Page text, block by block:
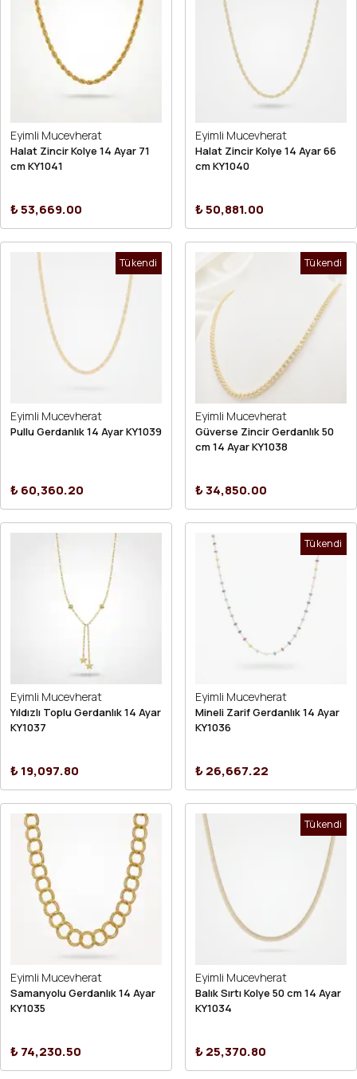
Eyimli Mucevherat
Halat Zincir Kolye 14 Ayar 71
cm KY1041
₺ 53,669.00
Eyimli Mucevherat
Halat Zincir Kolye 14 Ayar 66
cm KY1040
₺ 50,881.00
Tükendi
Eyimli Mucevherat
Pullu Gerdanlık 14 Ayar KY1039
₺ 60,360.20
Tükendi
Eyimli Mucevherat
Güverse Zincir Gerdanlık 50
cm 14 Ayar KY1038
₺ 34,850.00
Eyimli Mucevherat
Yıldızlı Toplu Gerdanlık 14 Ayar
KY1037
₺ 19,097.80
Tükendi
Eyimli Mucevherat
Mineli Zarif Gerdanlık 14 Ayar
KY1036
₺ 26,667.22
Eyimli Mucevherat
Samanyolu Gerdanlık 14 Ayar
KY1035
₺ 74,230.50
Tükendi
Eyimli Mucevherat
Balık Sırtı Kolye 50 cm 14 Ayar
KY1034
₺ 25,370.80